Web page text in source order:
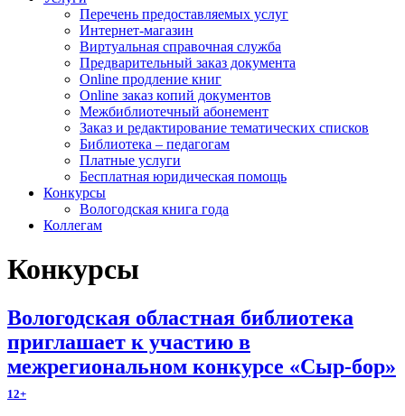
Перечень предоставляемых услуг
Интернет-магазин
Виртуальная справочная служба
Предварительный заказ документа
Online продление книг
Online заказ копий документов
Межбиблиотечный абонемент
Заказ и редактирование тематических списков
Библиотека – педагогам
Платные услуги
Бесплатная юридическая помощь
Конкурсы
Вологодская книга года
Коллегам
Конкурсы
Вологодская областная библиотека
приглашает к участию в
межрегиональном конкурсе «Сыр-бор»
12+